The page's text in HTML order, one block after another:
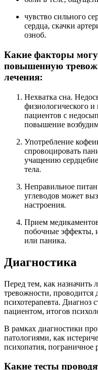
чувство сильного
сердца, скачки
озноб.
Какие факторы
повышенную
лечения:
Нехватка сна.
физиологического
пациентов с
повышение
Употребление
спровоцировать
учащению
тела.
Неправильное
углеводов может
настроения.
Прием
побочные эффекты,
или паника.
Диагностика
Перед тем, как назначить
тревожности, проводится
психотерапевта. Диагноз
пациентом, итогов
В рамках диагностики
патологиями, как
психопатия, пограничное
Какие тесты